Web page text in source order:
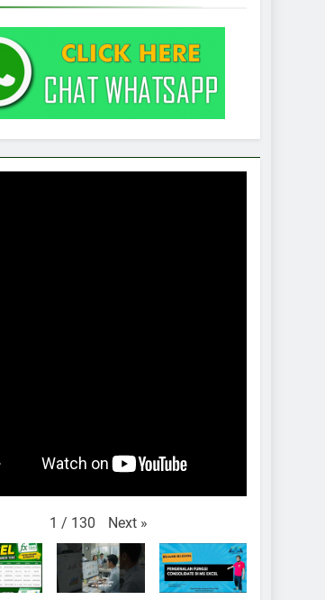
1 / 130 Next »